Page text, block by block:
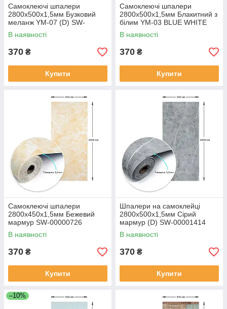
Самоклеючі шпалери
2800х500х1,5мм Бузковий
меланж YM-07 (D) SW-
00001158
В наявності
370 ₴
Купити
Самоклеючі шпалери
2800х500х1,5мм Блакитний з
білим YM-03 BLUE WHITE
SW-00001326
В наявності
370 ₴
Купити
Самоклеючі шпалери
2800х450х1,5мм Бежевий
мармур SW-00000726
В наявності
370 ₴
Купити
Шпалери на самоклейці
2800х500х1,5мм Сірий
мармур (D) SW-00001414
В наявності
370 ₴
Купити
–10%